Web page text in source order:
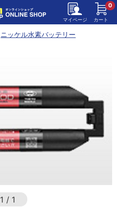
マイページ カート
0
ニッケル水素バッテリー
1 / 1